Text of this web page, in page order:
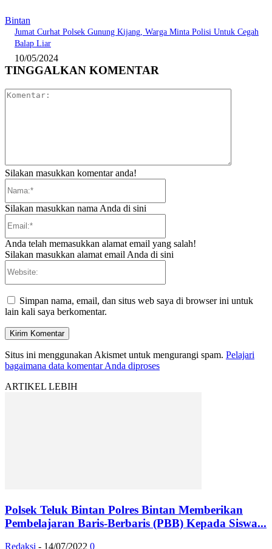
Bintan
Jumat Curhat Polsek Gunung Kijang, Warga Minta Polisi Untuk Cegah
Balap Liar
10/05/2024
TINGGALKAN KOMENTAR
Silakan masukkan komentar anda!
Silakan masukkan nama Anda di sini
Anda telah memasukkan alamat email yang salah!
Silakan masukkan alamat email Anda di sini
Simpan nama, email, dan situs web saya di browser ini untuk
lain kali saya berkomentar.
Situs ini menggunakan Akismet untuk mengurangi spam. Pelajari
bagaimana data komentar Anda diproses
ARTIKEL LEBIH
Polsek Teluk Bintan Polres Bintan Memberikan
Pembelajaran Baris-Berbaris (PBB) Kepada Siswa...
Redaksi - 14/07/2022 0